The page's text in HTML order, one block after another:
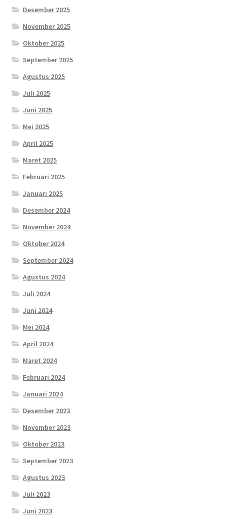
Desember 2025
November 2025
Oktober 2025
September 2025
Agustus 2025
Juli 2025
Juni 2025
Mei 2025
April 2025
Maret 2025
Februari 2025
Januari 2025
Desember 2024
November 2024
Oktober 2024
September 2024
Agustus 2024
Juli 2024
Juni 2024
Mei 2024
April 2024
Maret 2024
Februari 2024
Januari 2024
Desember 2023
November 2023
Oktober 2023
September 2023
Agustus 2023
Juli 2023
Juni 2023